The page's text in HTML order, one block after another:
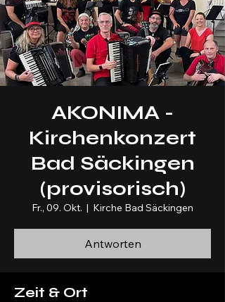
AKONIMA -
Kirchenkonzert
Bad Säckingen
(provisorisch)
Fr., 09. Okt.
  |
Kirche Bad Säckingen
Antworten
Zeit & Ort